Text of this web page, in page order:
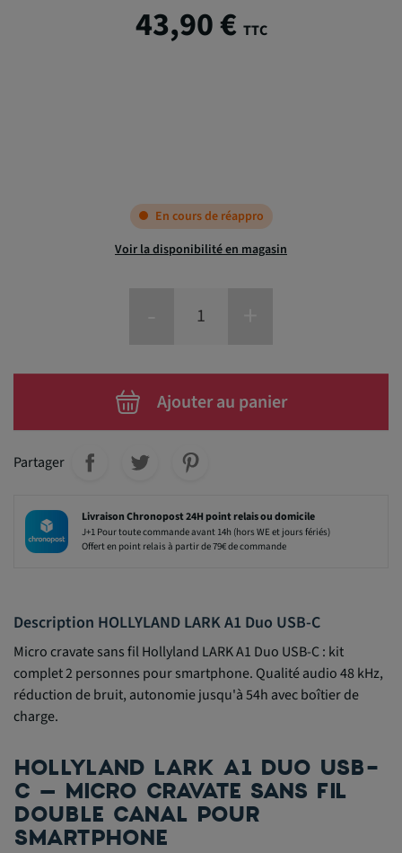
43,90 € TTC
En cours de réappro
Voir la disponibilité en magasin
Ajouter au panier
Partager
Livraison Chronopost 24H point relais ou domicile
J+1 Pour toute commande avant 14h (hors WE et jours fériés)
Offert en point relais à partir de 79€ de commande
Description HOLLYLAND LARK A1 Duo USB-C
Micro cravate sans fil Hollyland LARK A1 Duo USB-C : kit
complet 2 personnes pour smartphone. Qualité audio 48 kHz,
réduction de bruit, autonomie jusqu'à 54h avec boîtier de
charge.
HOLLYLAND LARK A1 DUO USB-
C – MICRO CRAVATE SANS FIL
DOUBLE CANAL POUR
SMARTPHONE